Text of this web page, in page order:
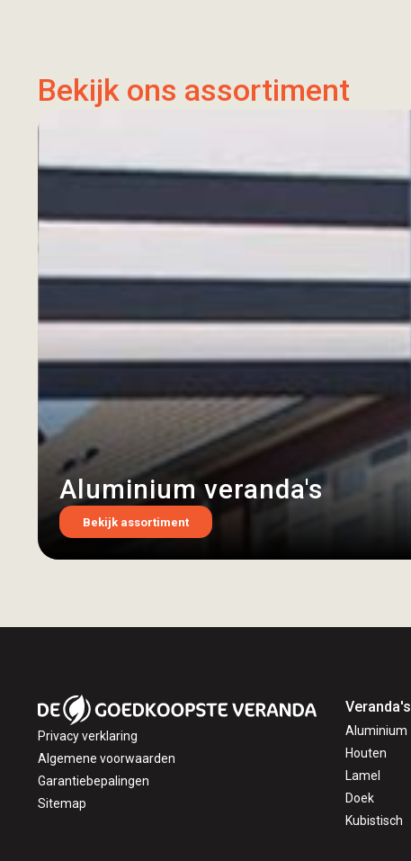
Bekijk ons assortiment
Aluminium veranda's
Bekijk assortiment
Privacy verklaring
Algemene voorwaarden
Garantiebepalingen
Sitemap
Veranda's
Aluminium
Houten
Lamel
Doek
Kubistisch